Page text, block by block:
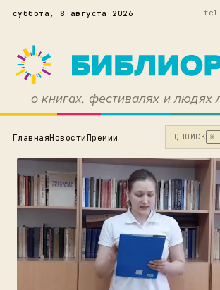
суббота, 8 августа 2026
о книгах, фестивалях и людях
ГлавнаяНовостиПремии Q ПОИСК ⌘